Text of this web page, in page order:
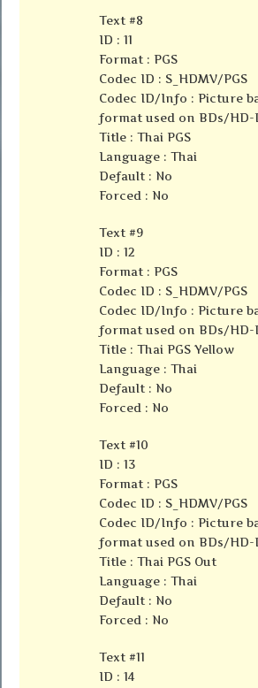
Text #8
ID : 11
Format : PGS
Codec ID : S_HDMV/PGS
Codec ID/Info : Picture
format used on BDs/HD-
Title : Thai PGS
Language : Thai
Default : No
Forced : No
Text #9
ID : 12
Format : PGS
Codec ID : S_HDMV/PGS
Codec ID/Info : Picture
format used on BDs/HD-
Title : Thai PGS Yellow
Language : Thai
Default : No
Forced : No
Text #10
ID : 13
Format : PGS
Codec ID : S_HDMV/PGS
Codec ID/Info : Picture
format used on BDs/HD-
Title : Thai PGS Out
Language : Thai
Default : No
Forced : No
Text #11
ID : 14